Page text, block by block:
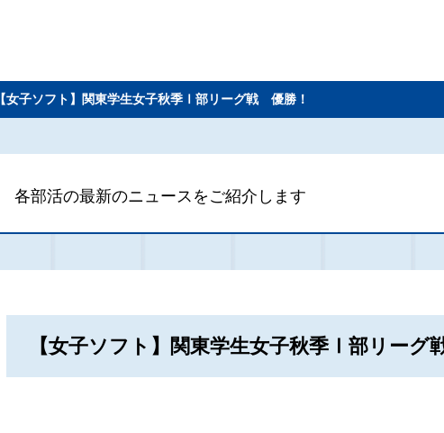
【女子ソフト】関東学生女子秋季Ⅰ部リーグ戦 優勝！
各部活の最新のニュースをご紹介します
【女子ソフト】関東学生女子秋季Ⅰ部リーグ